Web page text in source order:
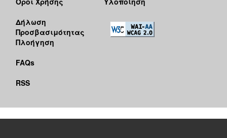
Δήλωση
Προσβασιμότητας
Πλοήγηση
FAQs
RSS